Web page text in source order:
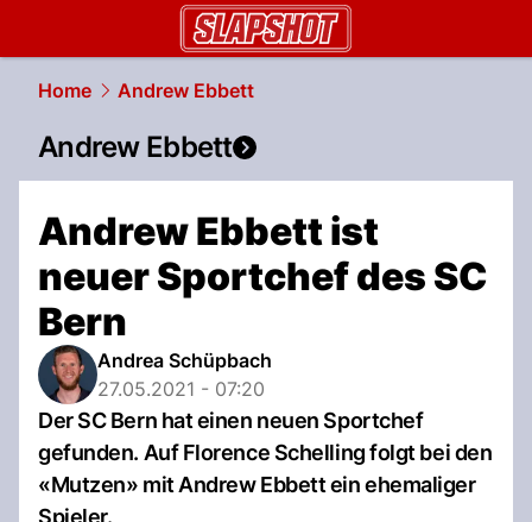
Home Andrew Ebbett
Andrew Ebbett
Andrew Ebbett ist
neuer Sportchef des SC
Bern
Andrea Schüpbach
27.05.2021 - 07:20
Der SC Bern hat einen neuen Sportchef
gefunden. Auf Florence Schelling folgt bei den
«Mutzen» mit Andrew Ebbett ein ehemaliger
Spieler.